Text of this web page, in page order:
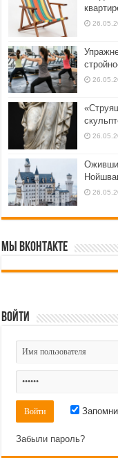
Мы ВКонтакте
Войти
Забыли пароль?